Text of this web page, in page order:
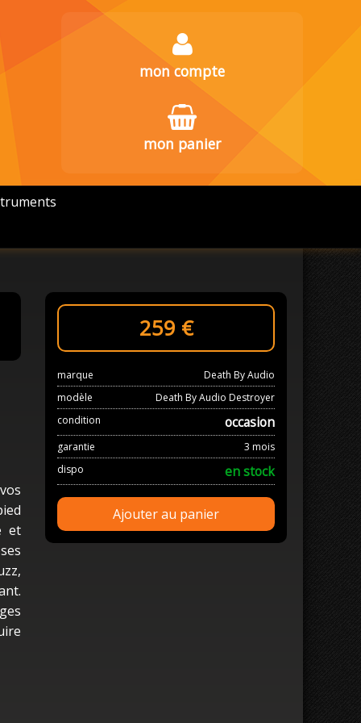
mon compte
mon panier
et
259 €
marque
Death By Audio
modèle
Death By Audio Destroyer
condition
occasion
garantie
3 mois
dispo
en stock
Ajouter au panier